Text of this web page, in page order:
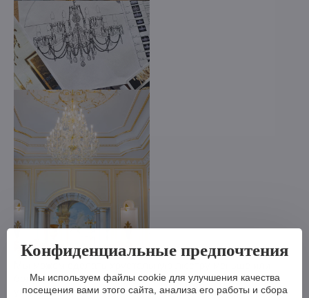
больше, изменить кронштейны, количество лампочек,
укоротить или удлинить цепь - возможности практически
Конфиденциальные предпочтения
Мы используем файлы cookie для улучшения качества
посещения вами этого сайта, анализа его работы и сбора